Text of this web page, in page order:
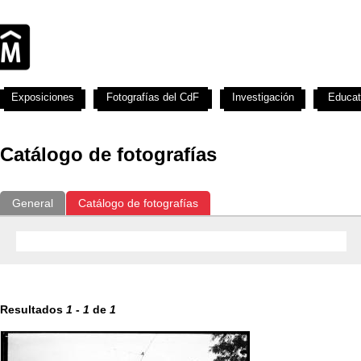
Catálogo de fotografías
General Catálogo de fotografías
Resultados 1 - 1 de 1
Exposiciones Fotografías del CdF Investigación